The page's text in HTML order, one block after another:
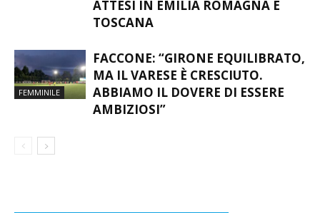
ATTESI IN EMILIA ROMAGNA E
TOSCANA
FEMMINILE
FACCONE: “GIRONE EQUILIBRATO,
MA IL VARESE È CRESCIUTO.
ABBIAMO IL DOVERE DI ESSERE
AMBIZIOSI”